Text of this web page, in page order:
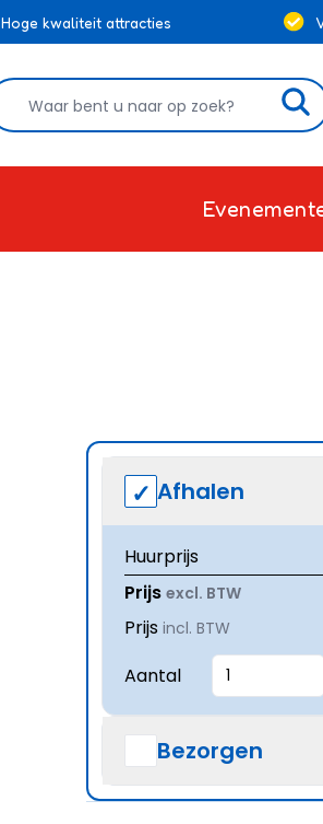
Hoge kwaliteit attracties
Afhalen
Huurprijs
Prijs excl. BTW
Prijs incl. BTW
Aantal
Bezorgen